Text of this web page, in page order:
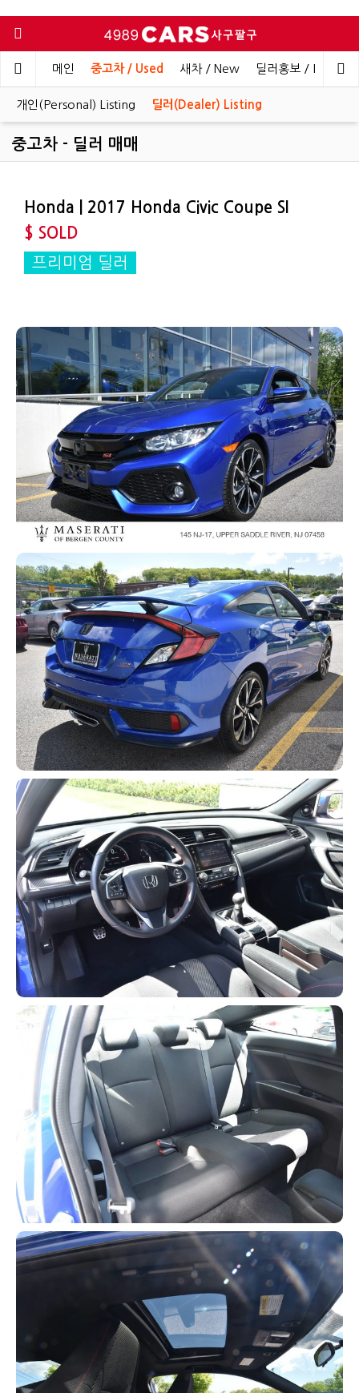
메인 중고차 / Used 새차 / New 딜러홍보 / Dealer
개인(Personal) Listing 딜러(Dealer) Listing
중고차 - 딜러 매매
Honda | 2017 Honda Civic Coupe SI
$ SOLD
프리미엄 딜러